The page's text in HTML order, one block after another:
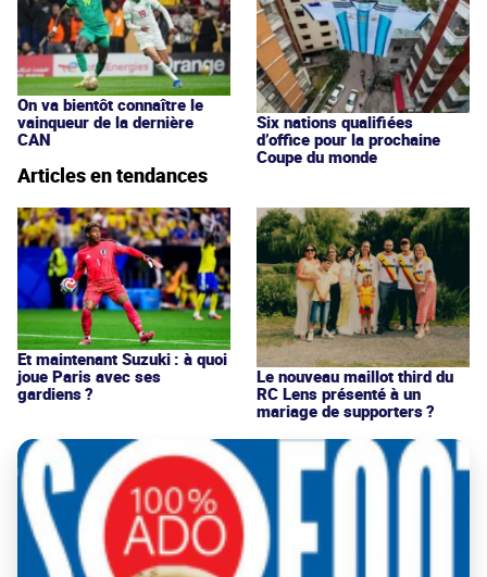
On va bientôt connaître le
vainqueur de la dernière
CAN
Six nations qualifiées
d’office pour la prochaine
Coupe du monde
Articles en tendances
Et maintenant Suzuki : à quoi
joue Paris avec ses
gardiens ?
Le nouveau maillot third du
RC Lens présenté à un
mariage de supporters ?